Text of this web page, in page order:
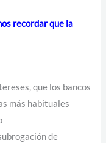
recordar que la
que los bancos
más habituales
de